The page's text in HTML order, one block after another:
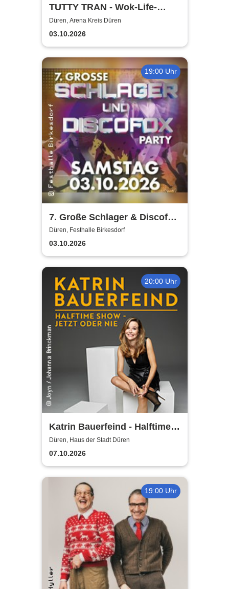
TUTTY TRAN - Wok-Life-
Balance
Düren, Arena Kreis Düren
03.10.2026
19:00 Uhr
7. Große Schlager & Discofox
Party | Festhalle-Birkesdorf
Düren, Festhalle Birkesdorf
03.10.2026
20:00 Uhr
Katrin Bauerfeind - Halftime
Show - Jetzt oder nie
Düren, Haus der Stadt Düren
07.10.2026
19:00 Uhr